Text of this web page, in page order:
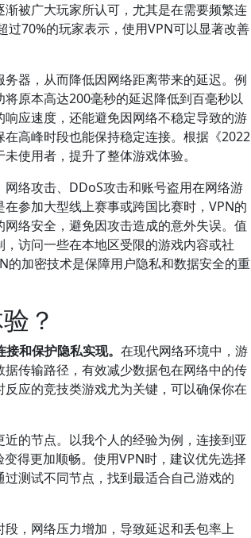
被广大玩家所认可，尤其是在需要频繁连
70%的玩家表示，使用VPN可以显著改善
器，从而降低因网络距离带来的延迟。例
原本高达200毫秒的延迟降低到百毫秒以
应速度，还能避免因网络不稳定导致的游
高峰时段也能保持稳定连接。根据《2022
使用者，提升了整体游戏体验。
络攻击、DDoS攻击和账号盗用在网络游
参加大型线上赛事或跨国比赛时，VPN的
络安全，避免因攻击造成的意外失误。值
访问一些在本地区受限的游戏内容或社
的加密技术是保障用户隐私和数据安全的重
？
和保护隐私实现。 在现代网络环境中，游
传输路径，有效减少数据包在网络中的传
应的竞技类游戏尤为关键，可以确保你在
的节点。以我个人的经验为例，连接到亚
得更加顺畅。使用VPN时，建议优先选择
测试不同节点，找到最适合自己游戏的
，网络压力增加，导致延迟和丢包率上